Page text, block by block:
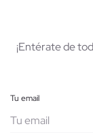
¡Entérate de
Tu email